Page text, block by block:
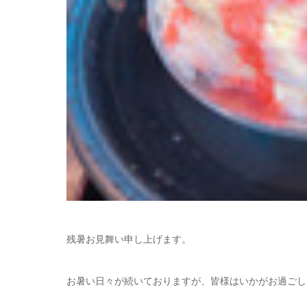
残暑お見舞い申し上げます。
お暑い日々が続いておりますが、皆様はいかがお過ご